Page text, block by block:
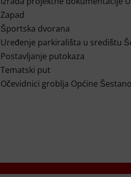
Zapad
Športska dvorana
Uređenje parkirališta u središtu
Postavljanje putokaza
Tematski put
Očevidnici groblja Općine